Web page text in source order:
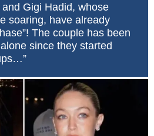
Gigi Hadid, whose
soaring, have already
The couple has been
since they started